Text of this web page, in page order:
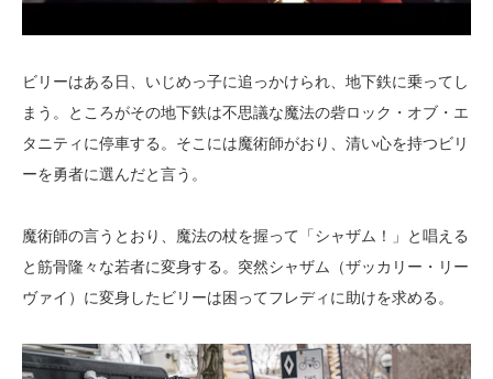
ビリーはある日、いじめっ子に追っかけられ、地下鉄に乗ってし
まう。ところがその地下鉄は不思議な魔法の砦ロック・オブ・エ
タニティに停車する。そこには魔術師がおり、清い心を持つビリ
ーを勇者に選んだと言う。
魔術師の言うとおり、魔法の杖を握って「シャザム！」と唱える
と筋骨隆々な若者に変身する。突然シャザム（ザッカリー・リー
ヴァイ）に変身したビリーは困ってフレディに助けを求める。